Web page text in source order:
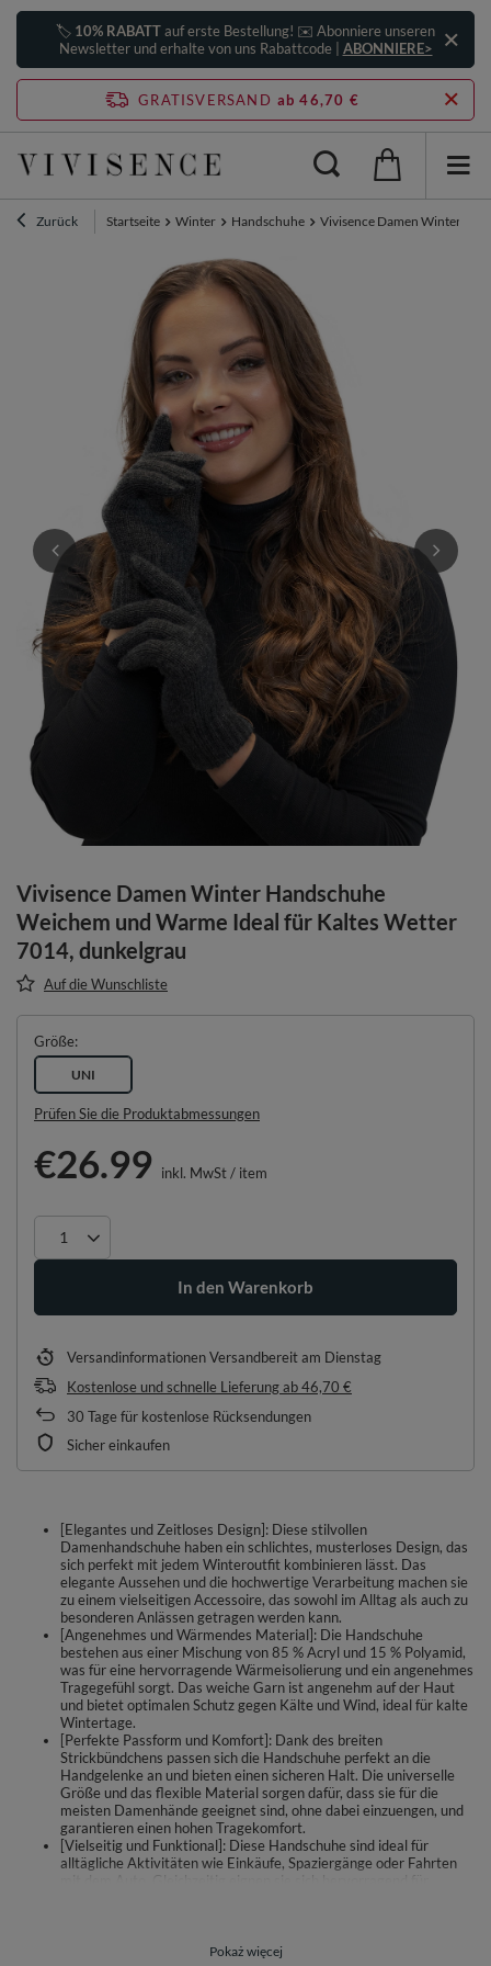
🏷️ 10% RABATTauf erste Bestellung! ✉️ Abonniere unseren
Newsletter und erhalte von uns Rabattcode | ABONNIERE>
GRATISVERSAND ab 46,70 €
Zurück Startseite Winter Handschuhe Vivisence Damen Winter
Vivisence Damen Winter Handschuhe
Weichem und Warme Ideal für Kaltes Wetter
7014, dunkelgrau
Auf die Wunschliste
Größe
UNI
Prüfen Sie die Produktabmessungen
€26.99 inkl. MwSt/ item
In den Warenkorb
VersandinformationenVersandbereit am Dienstag
Kostenlose und schnelle Lieferungab46,70 €
30 Tage für kostenlose Rücksendungen
Sicher einkaufen
[Elegantes und Zeitloses Design]: Diese stilvollen
Damenhandschuhe haben ein schlichtes, musterloses Design, das
sich perfekt mit jedem Winteroutfit kombinieren lässt. Das
elegante Aussehen und die hochwertige Verarbeitung machen sie
zu einem vielseitigen Accessoire, das sowohl im Alltag als auch zu
besonderen Anlässen getragen werden kann.
[Angenehmes und Wärmendes Material]: Die Handschuhe
bestehen aus einer Mischung von 85 % Acryl und 15 % Polyamid,
was für eine hervorragende Wärmeisolierung und ein angenehmes
Tragegefühl sorgt. Das weiche Garn ist angenehm auf der Haut
und bietet optimalen Schutz gegen Kälte und Wind, ideal für kalte
Wintertage.
[Perfekte Passform und Komfort]: Dank des breiten
Strickbündchens passen sich die Handschuhe perfekt an die
Handgelenke an und bieten einen sicheren Halt. Die universelle
Größe und das flexible Material sorgen dafür, dass sie für die
meisten Damenhände geeignet sind, ohne dabei einzuengen, und
garantieren einen hohen Tragekomfort.
[Vielseitig und Funktional]: Diese Handschuhe sind ideal für
alltägliche Aktivitäten wie Einkäufe, Spaziergänge oder Fahrten
mit dem Auto. Gleichzeitig eignen sie sich hervorragend für
[Pflegeleicht und Langlebig]: Um die Langlebigkeit und das weiche
Pokaż więcej